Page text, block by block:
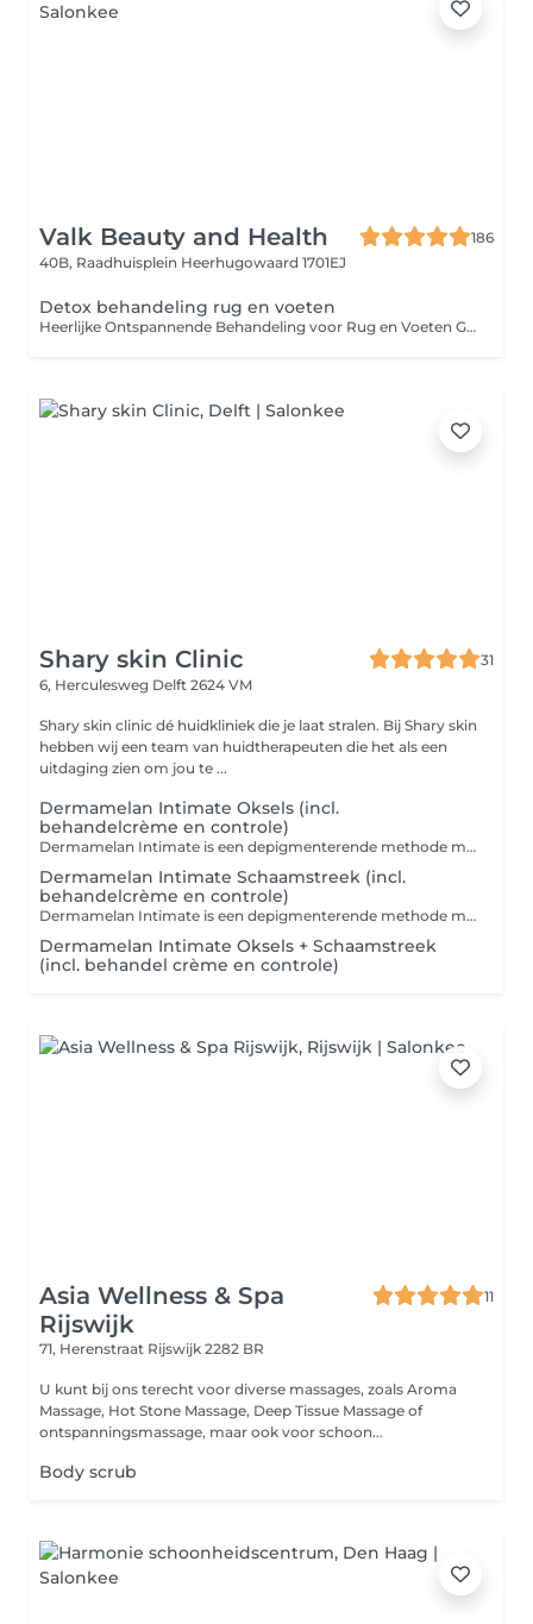
Valk Beauty and Health
186
40B, Raadhuisplein Heerhugowaard 1701EJ
Detox behandeling rug en voeten
Heerlijke Ontspannende Behandeling voor Rug en Voeten Gun jezelf een moment van ontspanning met onze unieke behandeling voor de rug en voeten. Deze verkwikkende sessie begint met een grondige reiniging en scrub, waarbij alle dode huidcellen worden verwijderd, zodat je huid weer kan stralen. Vervolgens brengen we een algenpakking aan, die niet alleen ontgiftend werkt maar ook de afvoer van afvalstoffen bevordert. Deze krachtige pakking geeft een boost van vitamines en mineralen af aan je huid, waardoor je je weer vernieuwd en verfrist voelt. De behandeling wordt afgesloten met een luxe massage van de rug en voeten, gevolgd door een voedende crème die de huid hydrateert en verzorgt. Geniet van een heerlijk gevoede huid en ervaar het verkwikkende gevoel dat deze behandeling met zich meebrengt. Kom langs en laat je verwennen!
Shary skin Clinic
31
6, Herculesweg Delft 2624 VM
Shary skin clinic dé huidkliniek die je laat stralen. Bij Shary skin
hebben wij een team van huidtherapeuten die het als een
uitdaging zien om jou te ...
Dermamelan Intimate Oksels (incl.
behandelcrème en controle)
Dermamelan Intimate is een depigmenterende methode met een intensief corrigerende werking van de intieme zone die het verschijnen van nieuwe vlekken remmen en beheersen.
Dermamelan Intimate Schaamstreek (incl.
behandelcrème en controle)
Dermamelan Intimate is een depigmenterende methode met een intensief corrigerende werking van de intieme zone die het verschijnen van nieuwe vlekken remmen en beheersen.
Dermamelan Intimate Oksels + Schaamstreek
(incl. behandel crème en controle)
Asia Wellness & Spa
Rijswijk
11
71, Herenstraat Rijswijk 2282 BR
U kunt bij ons terecht voor diverse massages, zoals Aroma
Massage, Hot Stone Massage, Deep Tissue Massage of
ontspanningsmassage, maar ook voor schoon...
Body scrub